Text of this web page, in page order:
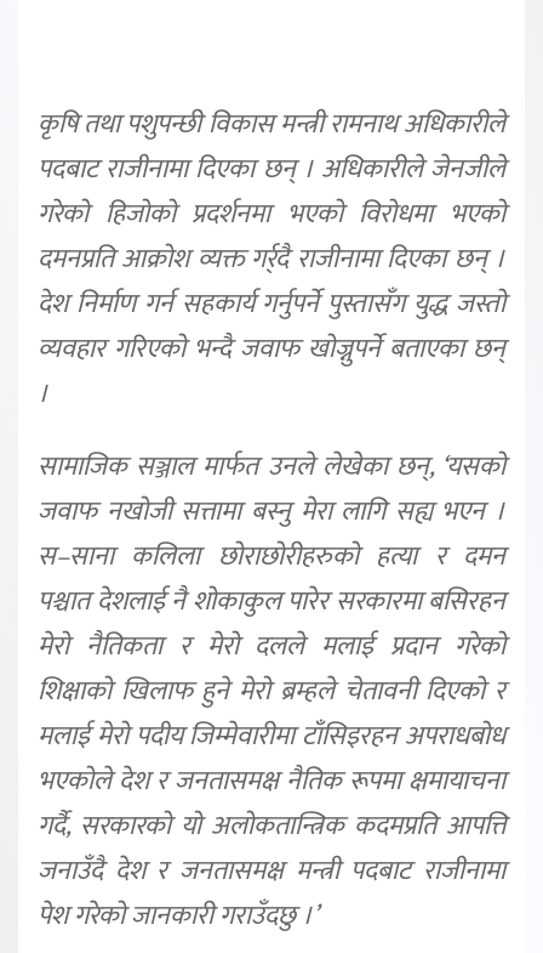
कृषि तथा पशुपन्छी विकास मन्त्री रामनाथ अधिकारीले
पदबाट राजीनामा दिएका छन् । अधिकारीले जेनजीले
गरेको हिजोको प्रदर्शनमा भएको विरोधमा भएको
दमनप्रति आक्रोश व्यक्त गर्र्दै राजीनामा दिएका छन् ।
देश निर्माण गर्न सहकार्य गर्नुपर्ने पुस्तासँग युद्ध जस्तो
व्यवहार गरिएको भन्दै जवाफ खोज्नुपर्ने बताएका छन्
।
सामाजिक सञ्जाल मार्फत उनले लेखेका छन्, ‘यसको
जवाफ नखोजी सत्तामा बस्नु मेरा लागि सह्य भएन ।
स–साना कलिला छोराछोरीहरुको हत्या र दमन
पश्चात देशलाई नै शोकाकुल पारेर सरकारमा बसिरहन
मेरो नैतिकता र मेरो दलले मलाई प्रदान गरेको
शिक्षाको खिलाफ हुने मेरो ब्रम्हले चेतावनी दिएको र
मलाई मेरो पदीय जिम्मेवारीमा टाँसिइरहन अपराधबोध
भएकोले देश र जनतासमक्ष नैतिक रूपमा क्षमायाचना
गर्दै, सरकारको यो अलोकतान्त्रिक कदमप्रति आपत्ति
जनाउँदै देश र जनतासमक्ष मन्त्री पदबाट राजीनामा
पेश गरेको जानकारी गराउँदछु ।’